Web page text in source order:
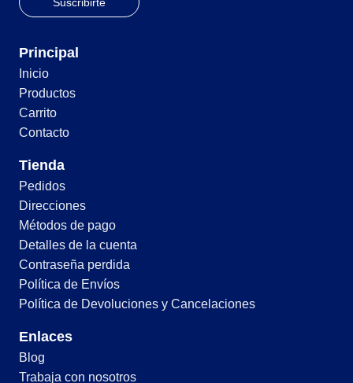
Principal
Inicio
Productos
Carrito
Contacto
Tienda
Pedidos
Direcciones
Métodos de pago
Detalles de la cuenta
Contraseña perdida
Política de Envíos
Política de Devoluciones y Cancelaciones
Enlaces
Blog
Trabaja con nosotros